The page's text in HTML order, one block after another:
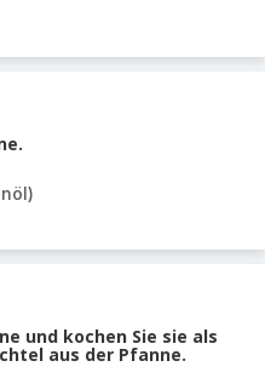
und kochen Sie sie als
aus der Pfanne.